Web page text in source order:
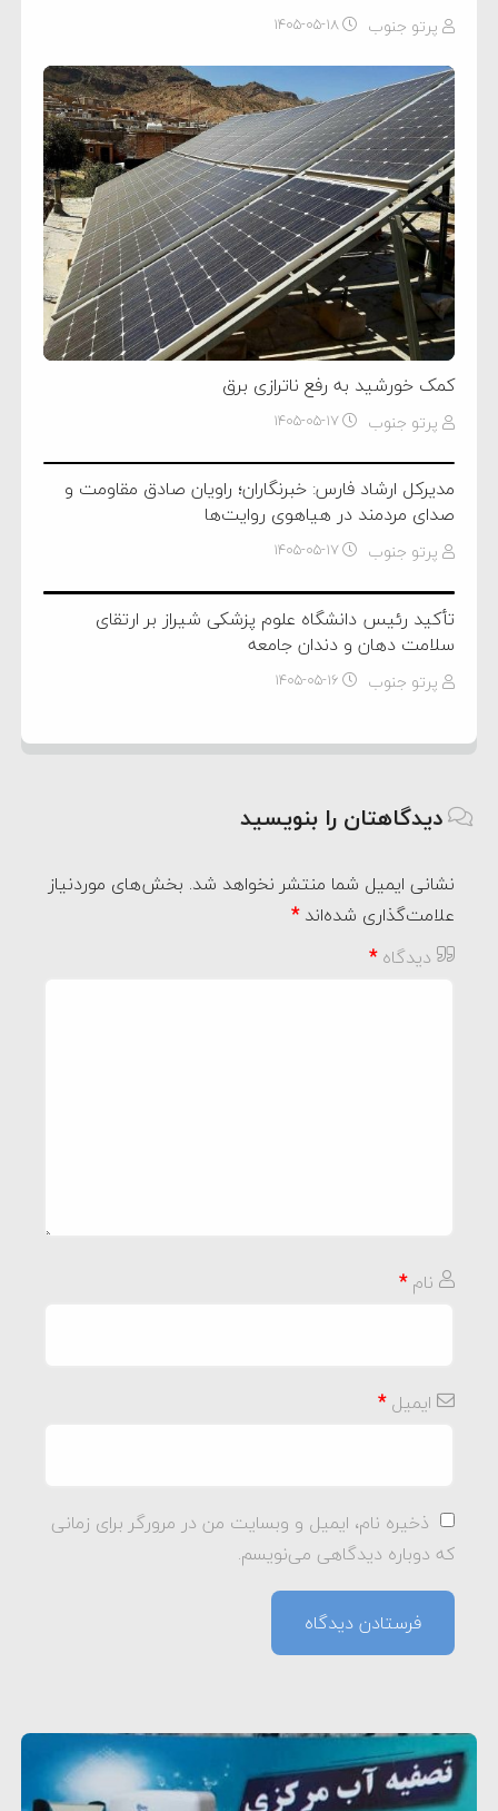
پرتو جنوب ۱۴۰۵-۰۵-۱۸
کمک خورشید به رفع ناترازی برق
پرتو جنوب ۱۴۰۵-۰۵-۱۷
مدیرکل ارشاد فارس: خبرنگاران؛ راویان صادق مقاومت و
صدای مردمند در هیاهوی روایت‌ها
پرتو جنوب ۱۴۰۵-۰۵-۱۷
تأکید رئیس دانشگاه علوم پزشکی شیراز بر ارتقای
سلامت دهان و دندان جامعه
پرتو جنوب ۱۴۰۵-۰۵-۱۶
دیدگاهتان را بنویسید
نشانی ایمیل شما منتشر نخواهد شد. بخش‌های موردنیاز
علامت‌گذاری شده‌اند*
دیدگاه*
نام*
ایمیل*
ذخیره نام، ایمیل و وبسایت من در مرورگر برای زمانی
که دوباره دیدگاهی می‌نویسم.